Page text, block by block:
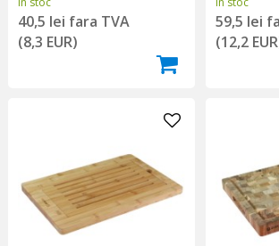
40,5 lei fara TVA
(8,3 EUR)
59,5 lei
(12,2